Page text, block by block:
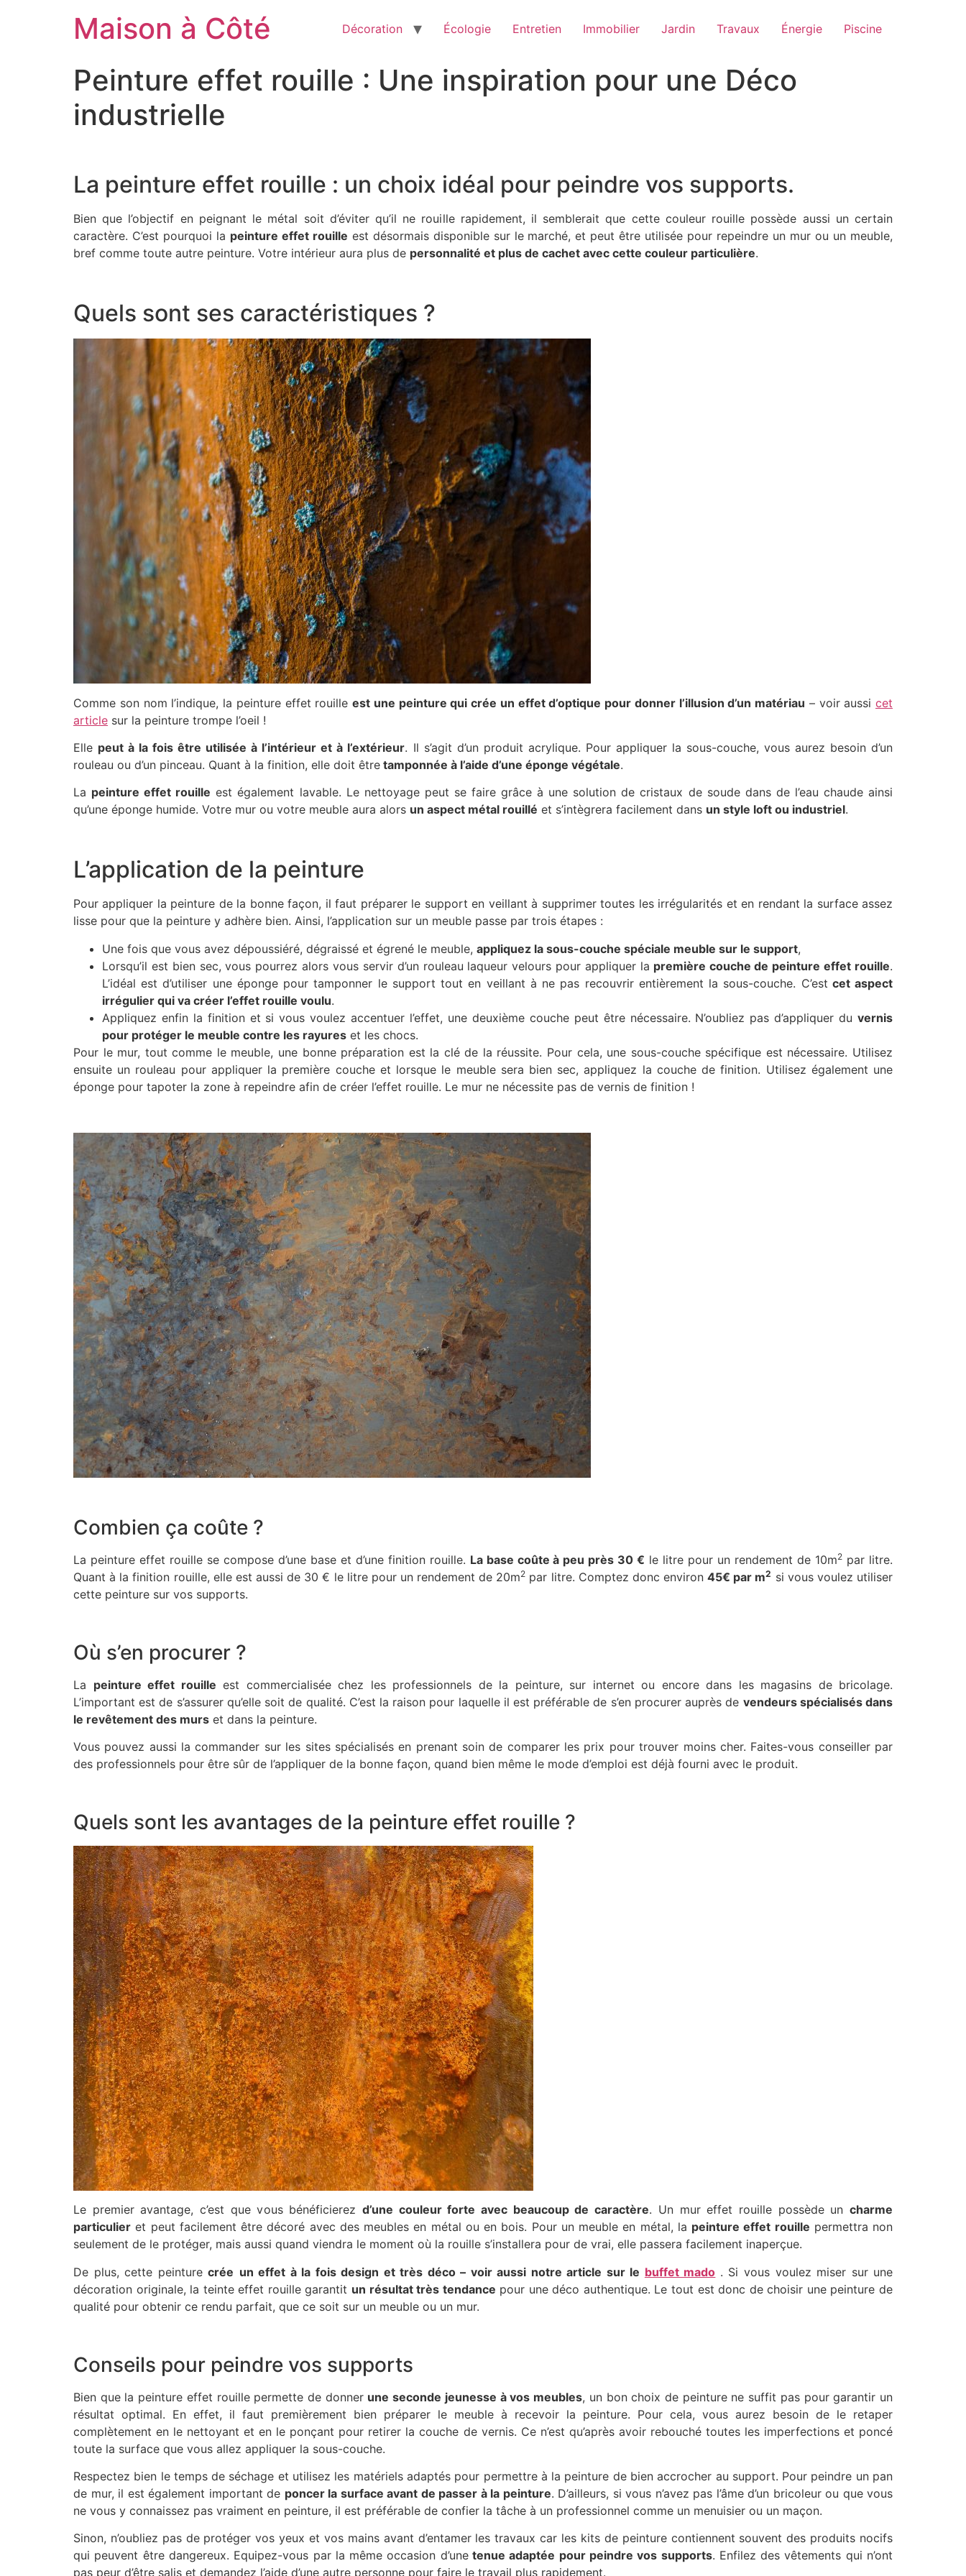
Maison à Côté Décoration Écologie Entretien Immobilier Jardin Travaux Énergie Piscine
Peinture effet rouille : Une inspiration pour une Déco
industrielle
La peinture effet rouille : un choix idéal pour peindre vos supports.
Bien que l’objectif en peignant le métal soit d’éviter qu’il ne rouille rapidement, il semblerait que cette couleur rouille possède aussi un certain
caractère. C’est pourquoi la peinture effet rouille est désormais disponible sur le marché, et peut être utilisée pour repeindre un mur ou un meuble,
bref comme toute autre peinture. Votre intérieur aura plus de personnalité et plus de cachet avec cette couleur particulière.
Quels sont ses caractéristiques ?
Comme son nom l’indique, la peinture effet rouille est une peinture qui crée un effet d’optique pour donner l’illusion d’un matériau – voir aussi cet
article sur la peinture trompe l’oeil !
Elle peut à la fois être utilisée à l’intérieur et à l’extérieur. Il s’agit d’un produit acrylique. Pour appliquer la sous-couche, vous aurez besoin d’un
rouleau ou d’un pinceau. Quant à la finition, elle doit être tamponnée à l’aide d’une éponge végétale.
La peinture effet rouille est également lavable. Le nettoyage peut se faire grâce à une solution de cristaux de soude dans de l’eau chaude ainsi
qu’une éponge humide. Votre mur ou votre meuble aura alors un aspect métal rouillé et s’intègrera facilement dans un style loft ou industriel.
L’application de la peinture
Pour appliquer la peinture de la bonne façon, il faut préparer le support en veillant à supprimer toutes les irrégularités et en rendant la surface assez
lisse pour que la peinture y adhère bien. Ainsi, l’application sur un meuble passe par trois étapes :
Une fois que vous avez dépoussiéré, dégraissé et égrené le meuble, appliquez la sous-couche spéciale meuble sur le support,
Lorsqu’il est bien sec, vous pourrez alors vous servir d’un rouleau laqueur velours pour appliquer la première couche de peinture effet rouille.
L’idéal est d’utiliser une éponge pour tamponner le support tout en veillant à ne pas recouvrir entièrement la sous-couche. C’est cet aspect
irrégulier qui va créer l’effet rouille voulu.
Appliquez enfin la finition et si vous voulez accentuer l’effet, une deuxième couche peut être nécessaire. N’oubliez pas d’appliquer du vernis
pour protéger le meuble contre les rayures et les chocs.
Pour le mur, tout comme le meuble, une bonne préparation est la clé de la réussite. Pour cela, une sous-couche spécifique est nécessaire. Utilisez
ensuite un rouleau pour appliquer la première couche et lorsque le meuble sera bien sec, appliquez la couche de finition. Utilisez également une
éponge pour tapoter la zone à repeindre afin de créer l’effet rouille. Le mur ne nécessite pas de vernis de finition !
Combien ça coûte ?
La peinture effet rouille se compose d’une base et d’une finition rouille. La base coûte à peu près 30 € le litre pour un rendement de 10m2 par litre.
Quant à la finition rouille, elle est aussi de 30 € le litre pour un rendement de 20m2 par litre. Comptez donc environ45€ par m2 si vous voulez utiliser
cette peinture sur vos supports.
Où s’en procurer ?
La peinture effet rouille est commercialisée chez les professionnels de la peinture, sur internet ou encore dans les magasins de bricolage.
L’important est de s’assurer qu’elle soit de qualité. C’est la raison pour laquelle il est préférable de s’en procurer auprès de vendeurs spécialisés dans
le revêtement des murs et dans la peinture.
Vous pouvez aussi la commander sur les sites spécialisés en prenant soin de comparer les prix pour trouver moins cher. Faites-vous conseiller par
des professionnels pour être sûr de l’appliquer de la bonne façon, quand bien même le mode d’emploi est déjà fourni avec le produit.
Quels sont les avantages de la peinture effet rouille ?
Le premier avantage, c’est que vous bénéficierez d’une couleur forte avec beaucoup de caractère. Un mur effet rouille possède uncharme
particulier et peut facilement être décoré avec des meubles en métal ou en bois. Pour un meuble en métal, la peinture effet rouille permettra non
seulement de le protéger, mais aussi quand viendra le moment où la rouille s’installera pour de vrai, elle passera facilement inaperçue.
De plus, cette peinturecrée un effet à la fois design et très déco – voir aussi notre article sur le buffet mado . Si vous voulez miser sur une
décoration originale, la teinte effet rouille garantit un résultat très tendance pour une déco authentique. Le tout est donc de choisir une peinture de
qualité pour obtenir ce rendu parfait, que ce soit sur un meuble ou un mur.
Conseils pour peindre vos supports
Bien que la peinture effet rouille permette de donner une seconde jeunesse à vos meubles, un bon choix de peinture ne suffit pas pour garantir un
résultat optimal. En effet, il faut premièrement bien préparer le meuble à recevoir la peinture. Pour cela, vous aurez besoin de le retaper
complètement en le nettoyant et en le ponçant pour retirer la couche de vernis. Ce n’est qu’après avoir rebouché toutes les imperfections et poncé
toute la surface que vous allez appliquer la sous-couche.
Respectez bien le temps de séchage et utilisez les matériels adaptés pour permettre à la peinture de bien accrocher au support. Pour peindre un pan
de mur, il est également important de poncer la surface avant de passer à la peinture. D’ailleurs, si vous n’avez pas l’âme d’un bricoleur ou que vous
ne vous y connaissez pas vraiment en peinture, il est préférable de confier la tâche à un professionnel comme un menuisier ou un maçon.
Sinon, n’oubliez pas de protéger vos yeux et vos mains avant d’entamer les travaux car les kits de peinture contiennent souvent des produits nocifs
qui peuvent être dangereux. Equipez-vous par la même occasion d’unetenue adaptée pour peindre vos supports. Enfilez des vêtements qui n’ont
pas peur d’être salis et demandez l’aide d’une autre personne pour faire le travail plus rapidement.